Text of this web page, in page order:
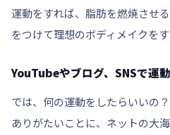
運動をすれば、脂肪を燃焼させ
をつけて理想のボディメイクを
YouTubeやブログ、SNSで運
では、何の運動をしたらいいの？
ありがたいことに、ネットの大